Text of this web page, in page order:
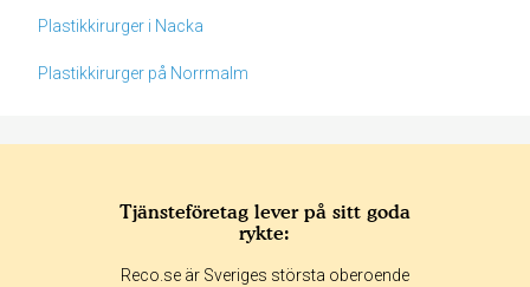
Plastikkirurger i Nacka
Plastikkirurger på Norrmalm
Betyg & tidpunkt:
Tjänsteföretag lever på sitt goda
rykte:
Reco.se är Sveriges största oberoende